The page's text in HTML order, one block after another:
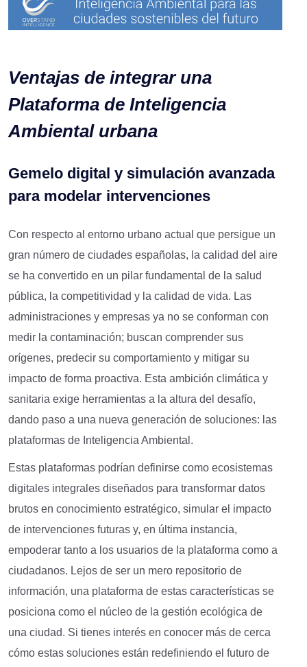
Ventajas de integrar una
Plataforma de Inteligencia
Ambiental urbana
Gemelo digital y simulación avanzada
para modelar intervenciones
Con respecto al entorno urbano actual que persigue un
gran número de ciudades españolas, la calidad del aire
se ha convertido en un pilar fundamental de la salud
pública, la competitividad y la calidad de vida. Las
administraciones y empresas ya no se conforman con
medir la contaminación; buscan comprender sus
orígenes, predecir su comportamiento y mitigar su
impacto de forma proactiva. Esta ambición climática y
sanitaria exige herramientas a la altura del desafío,
dando paso a una nueva generación de soluciones: las
plataformas de Inteligencia Ambiental.
Estas plataformas podrían definirse como ecosistemas
digitales integrales diseñados para transformar datos
brutos en conocimiento estratégico, simular el impacto
de intervenciones futuras y, en última instancia,
empoderar tanto a los usuarios de la plataforma como a
ciudadanos. Lejos de ser un mero repositorio de
información, una plataforma de estas características se
posiciona como el núcleo de la gestión ecológica de
una ciudad. Si tienes interés en conocer más de cerca
cómo estas soluciones están redefiniendo el futuro de